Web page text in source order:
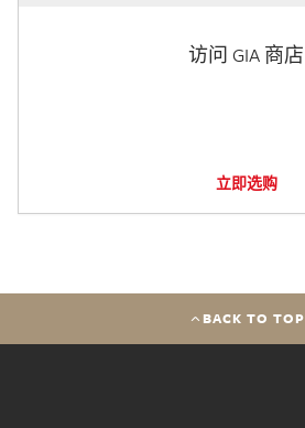
访问 GIA 商店
立即选购
BACK TO TOP